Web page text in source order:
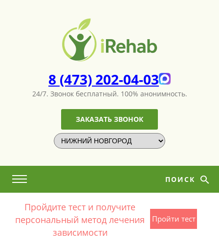
8 (473) 202-04-03
24/7. Звонок бесплатный. 100% анонимность.
ЗАКАЗАТЬ ЗВОНОК
ПОИСК
Пройдите тест и получите
персональный метод лечения
зависимости
Пройти тест